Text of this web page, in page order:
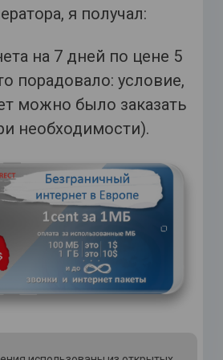
я получал:
на 7 дней по цене 5
порадовало: условие,
можно было заказать
необходимости).